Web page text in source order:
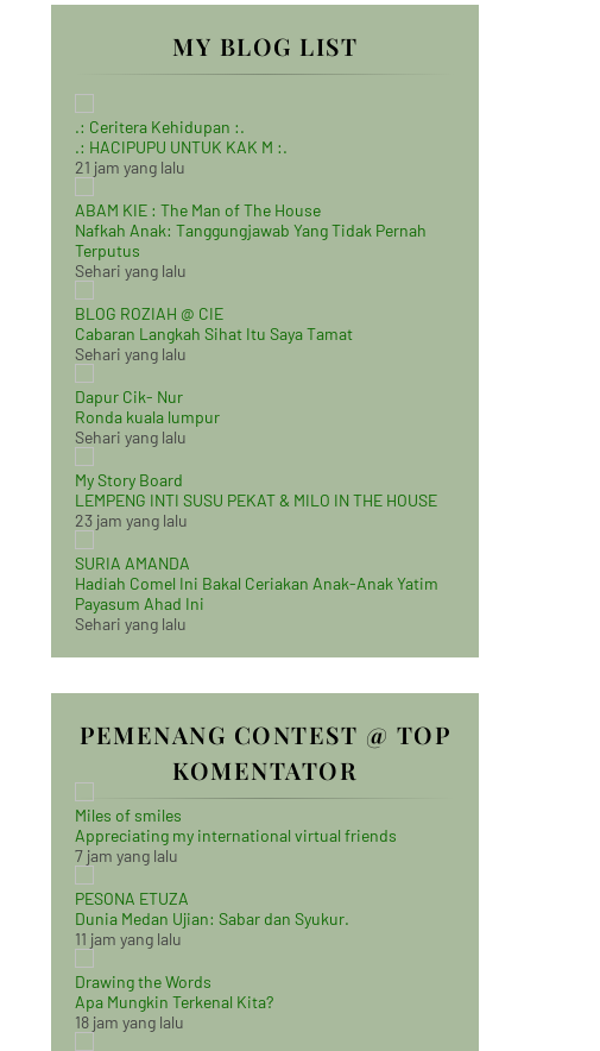
MY BLOG LIST
.: Ceritera Kehidupan :.
.: HACIPUPU UNTUK KAK M :.
21 jam yang lalu
ABAM KIE : The Man of The House
Nafkah Anak: Tanggungjawab Yang Tidak Pernah
Terputus
Sehari yang lalu
BLOG ROZIAH @ CIE
Cabaran Langkah Sihat Itu Saya Tamat
Sehari yang lalu
Dapur Cik- Nur
Ronda kuala lumpur
Sehari yang lalu
My Story Board
LEMPENG INTI SUSU PEKAT & MILO IN THE HOUSE
23 jam yang lalu
SURIA AMANDA
Hadiah Comel Ini Bakal Ceriakan Anak-Anak Yatim
Payasum Ahad Ini
Sehari yang lalu
PEMENANG CONTEST @ TOP
KOMENTATOR
Miles of smiles
Appreciating my international virtual friends
7 jam yang lalu
PESONA ETUZA
Dunia Medan Ujian: Sabar dan Syukur.
11 jam yang lalu
Drawing the Words
Apa Mungkin Terkenal Kita?
18 jam yang lalu